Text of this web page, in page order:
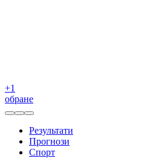
+1
обране
Результати
Прогнози
Спорт